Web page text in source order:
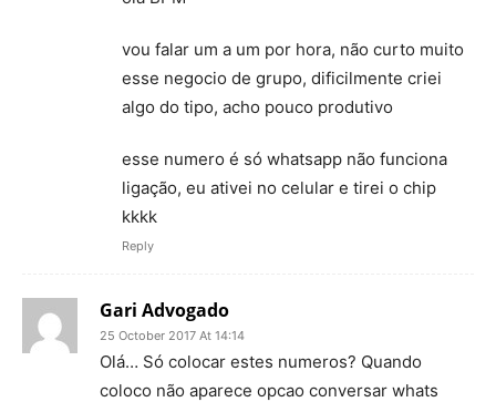
vou falar um a um por hora, não curto muito
esse negocio de grupo, dificilmente criei
algo do tipo, acho pouco produtivo
esse numero é só whatsapp não funciona
ligação, eu ativei no celular e tirei o chip
kkkk
Reply
Gari Advogado
25 October 2017 At 14:14
Olá… Só colocar estes numeros? Quando
coloco não aparece opcao conversar whats